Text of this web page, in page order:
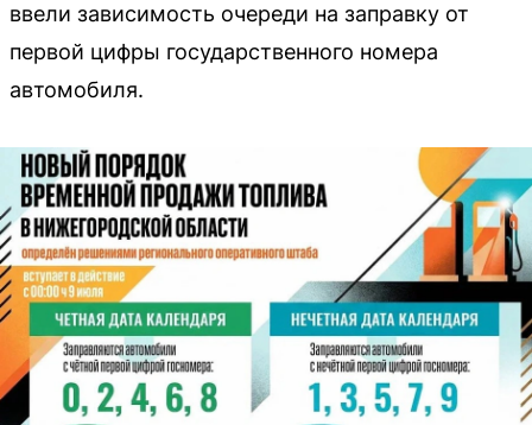
ввели зависимость очереди на заправку от
первой цифры государственного номера
автомобиля.